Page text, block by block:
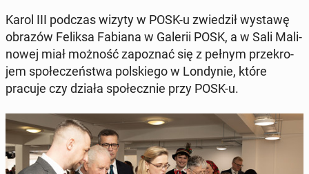
Karol III podczas wizyty w POSK-u zwie­dził wystawę
obrazów Feliksa Fabiana w Galerii POSK, a w Sali Ma­li­
no­wej miał możność za­po­znać się z pełnym prze­kro­
jem spo­łe­czeń­stwa pol­skie­go w Lon­dy­nie, które
pracuje czy działa spo­łecz­nie przy POSK-u.